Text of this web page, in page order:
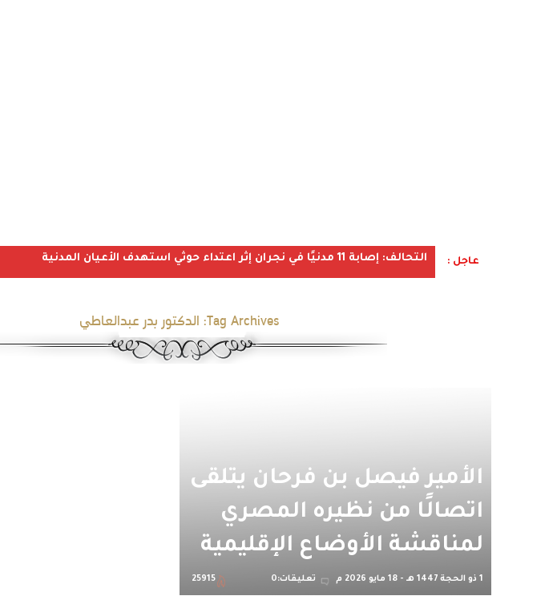
عاجل : التحالف: إصابة 11 مدنيًا في نجران إثر اعتداء حوثي استهدف الأعيان المدنية
Tag Archives: الدكتور بدر عبدالعاطي
الأمير فيصل بن فرحان يتلقى
اتصالًا من نظيره المصري
لمناقشة الأوضاع الإقليمية
1 ذو الحجة 1447 هـ - 18 مايو 2026 م تعليقات:0 25915